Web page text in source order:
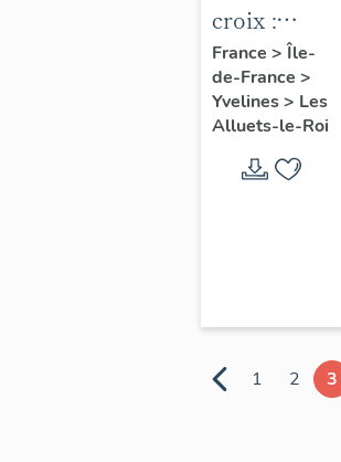
croix :
Christ en
croix
France > Île-
de-France >
Yvelines> Les
Alluets-le-Roi
1 2 3